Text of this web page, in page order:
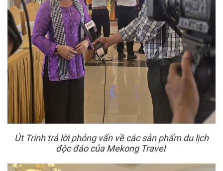
Út Trinh trả lời phỏng vấn về các sản phẩm du lịch
độc đáo của Mekong Travel